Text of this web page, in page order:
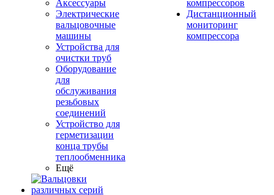
Аксессуары
Электрические
вальцовочные
машины
Устройства для
очистки труб
Оборудование
для
обслуживания
резьбовых
соединений
Устройство для
герметизации
конца трубы
теплообменника
Ещё
компрессоров
Дистанционный
мониторинг
компрессора